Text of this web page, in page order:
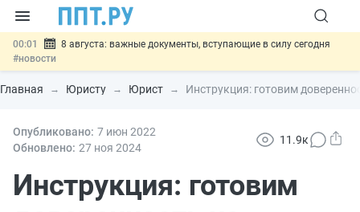
00:01
8 августа: важные документы, вступающие в силу сегодня
#новости
07.08 Подписан закон о блокировке продажи опасных товаров через
«Честный знак»#новости
07.08 Госпошлину за устранение ошибок в документах предлагают
отменить#новости
отношений
Главная Юристу Юрист Инструкция: готовим
Опубликовано: 7 июн 2022
Обновлено: 27 ноя 2024
11.9к
Инструкция: готовим